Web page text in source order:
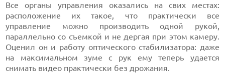
Все органы управления оказались на свих местах:
расположение их такое, что практически все
управление можно производить одной рукой,
параллельно со съемкой и не дергая при этом камеру.
Оценил он и работу оптического стабилизатора: даже
на максимальном зуме с рук ему теперь удается
снимать видео практически без дрожания.